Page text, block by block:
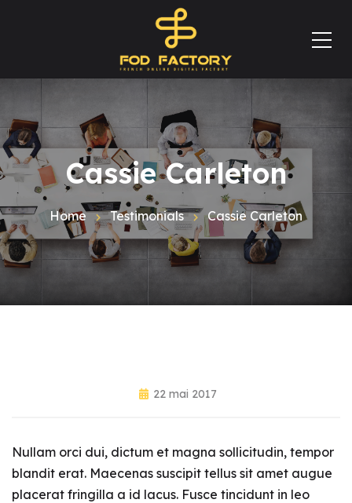
Cassie Carleton
Home Testimonials Cassie Carleton
22 mai 2017
Nullam orci dui, dictum et magna sollicitudin, tempor
blandit erat. Maecenas suscipit tellus sit amet augue
placerat fringilla a id lacus. Fusce tincidunt in leo